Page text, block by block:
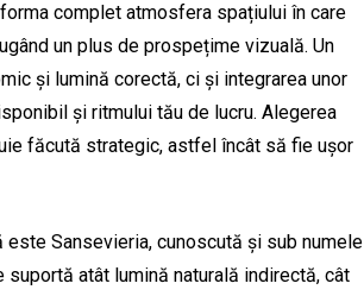
complet atmosfera spațiului în care
un plus de prospețime vizuală. Un
și lumină corectă, ci și integrarea unor
și ritmului tău de lucru. Alegerea
făcută strategic, astfel încât să fie ușor
Sansevieria, cunoscută și sub numele
atât lumină naturală indirectă, cât